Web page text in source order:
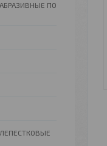
ПО